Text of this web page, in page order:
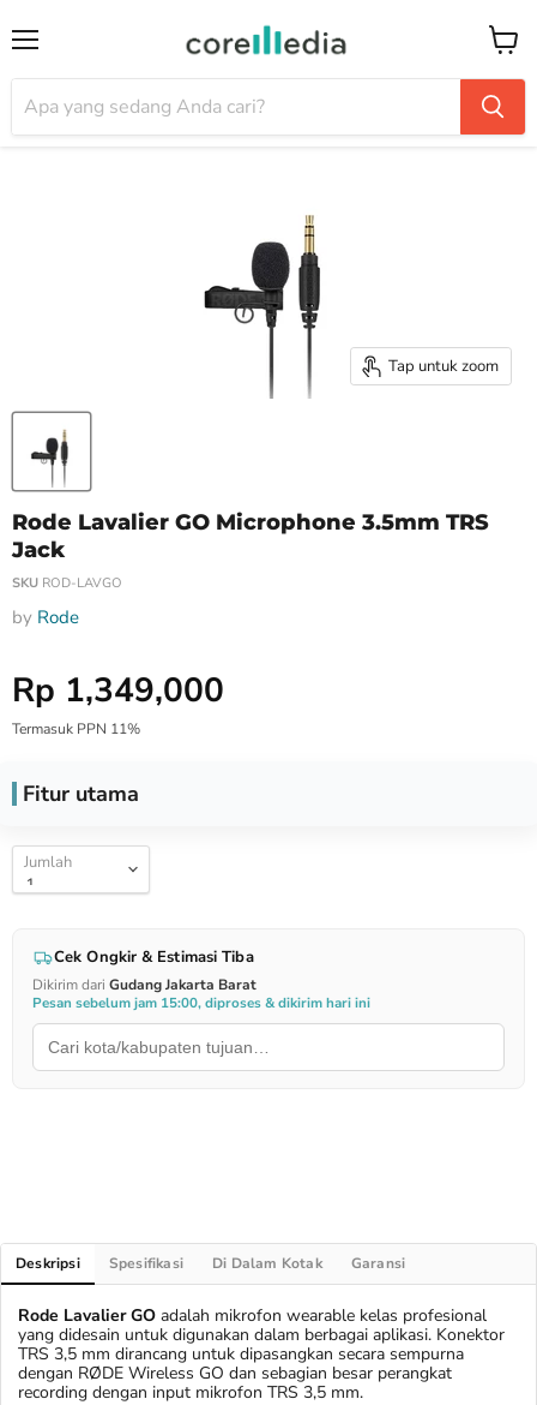
Tap untuk zoom
Rode Lavalier GO Microphone 3.5mm TRS
Jack
SKU ROD-LAVGO
by Rode
Harga Special
Rp 1,349,000
Termasuk PPN 11%
Fitur utama
Jumlah
Cek Ongkir & Estimasi Tiba
Dikirim dari Gudang Jakarta Barat
Pesan sebelum jam 15:00, diproses & dikirim hari ini
Deskripsi Spesifikasi Di Dalam Kotak Garansi
Rode Lavalier GO adalah mikrofon wearable kelas profesional
yang didesain untuk digunakan dalam berbagai aplikasi. Konektor
TRS 3,5 mm dirancang untuk dipasangkan secara sempurna
dengan RØDE Wireless GO dan sebagian besar perangkat
recording dengan input mikrofon TRS 3,5 mm.